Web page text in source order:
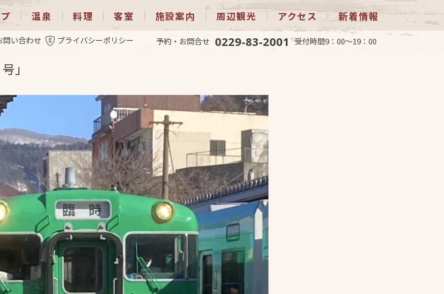
温泉 料理 客室 施設案内 周辺観光 アクセス 新着情報
問い合わせ プライバシーポリシー 予約・お問合せ 0229-83-2001 受付時間9：00～19：00
」